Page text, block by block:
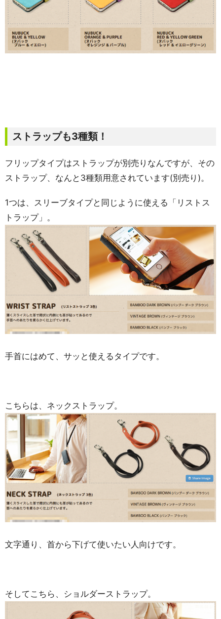
ストラップも3種類！
フリップタイプはストラップが別売りなんですが、その
ストラップ、なんと3種類用意されています(別売り)。
1つは、スリーブタイプと同じように使える「リストス
トラップ」。
手首にはめて、サッと使えるタイプです。
こちらは、ネックストラップ。
文字通り、首から下げて使いたい人向けです。
そしてこちら、ショルダーストラップ。